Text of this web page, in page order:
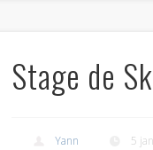
Stage de
Yann 5